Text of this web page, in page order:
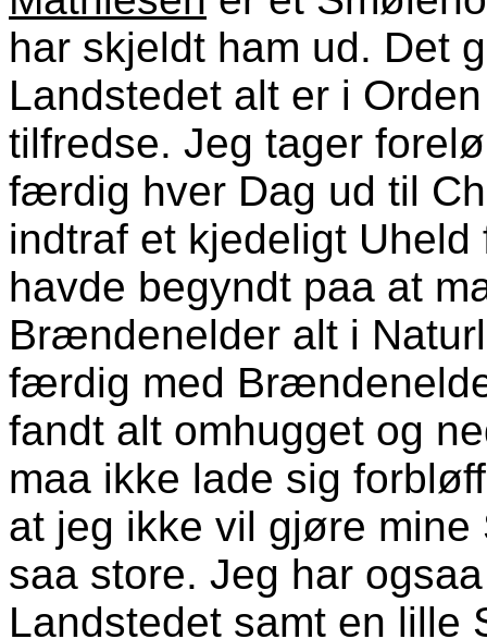
har skjeldt ham ud. Det
Landstedet alt er i
tilfredse. Jeg tager
færdig hver Dag ud til
indtraf et kjedeligt
havde begyndt paa at
Brændenelder alt i
færdig med
fandt alt omhugget og
maa ikke lade sig
at jeg ikke vil gjøre
saa store. Jeg har
Landstedet samt en lille